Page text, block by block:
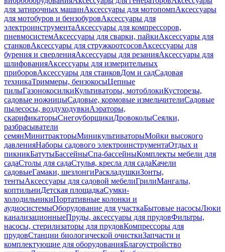
для затирочных машинАксессуары для мотопомпАксессуары
для мотобуров и бензобуровАксессуары для
электроинструментаАксессуары для компрессоров,
пневмосистемАксессуары для сварки, пайкиАксессуары для
станковАксессуары для стружкоотсосовАксессуары для
бурения и сверленияАксессуары для резанияАксессуары для
шлифованияАксессуары для измерительных
приборовАксессуары для станковДом и садСадовая
техникаТриммеры, бензокосыЦепные
пилыГазонокосилкиКультиваторы, мотоблокиКусторезы,
садовые ножницыСадовые, кормовые измельчителиСадовые
пылесосы, воздуходувкиАэраторы,
скарификаторыСнегоуборщикиДровоколыСеялки,
разбрасыватели
семянМинитракторыМиникультиваторыМойки высокого
давленияНаборы садового электроинструментаОтдых и
пикникБатутыБассейныСпа-бассейныКомплекты мебели для
садаСтолы для садаСтулья, кресла для садаКачели
садовыеГамаки, шезлонгиРаскладушкиЗонты,
тентыАксессуары для садовой мебелиГрилиМангалы,
коптильниДетская площадкаСумки-
холодильникиПортативные колонки и
аудиосистемыОборудование для участкаБытовые насосыЛюки
канализационныеПруды, аксессуары для прудовФильтры,
насосы, стерилизаторы для прудовКомпрессоры для
прудовСтанции биологической очисткиЗапчасти и
комплектующие для оборудованияБлагоустройство